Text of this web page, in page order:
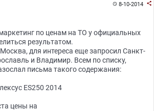
8-10-2014 
по ценам на ТО у официальных
результатом.
для интереса еще запросил Санкт-
и Владимир. Всем по списку,
письма такого содержания:
ES250 2014
цены на